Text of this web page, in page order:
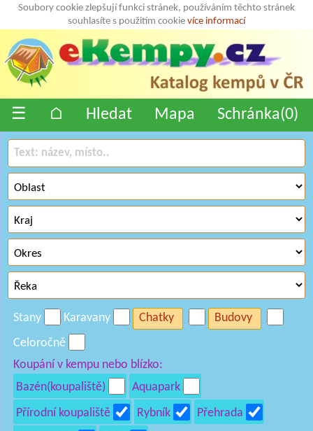
Soubory cookie zlepšují funkci stránek, používáním těchto stránek
souhlasíte s použitím cookie více informací
☰ ⌂ Hledat Mapa Schránka(0)
Stany Karavany Chatky
Budovy
Celoročně
Koupání v kempu nebo blízko:
Bazén(koupaliště)
Aquapark
Přírodní koupaliště
Rybník
Přehrada